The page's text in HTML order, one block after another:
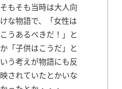
そもそも当時は大人向
けな物語で、「女性は
こうあるべきだ！」と
か「子供はこうだ」と
いう考えが物語にも反
映されていたとかいな